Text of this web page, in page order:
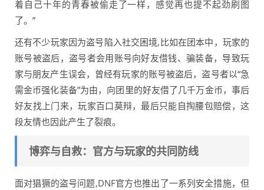
着自己十年的青春被偷走了一样，感觉再也提不起劲刷图
了。”
还有不少玩家因为盗号陷入社交困境,比如在团本中，玩家的
账号被盗后，盗号者会用账号向好友借钱、骗装备，导致玩
家与朋友产生误会，曾经有玩家的账号被盗后，盗号者以“急
需金币强化装备”为由，向团里的好友借了几千万金币，事后
好友找上门来，玩家百口莫辩，最后只能自掏腰包赔偿，这
段友情也因此产生了裂痕。
博弈与自救：官方与玩家的共同防线
面对猖獗的盗号问题,DNF官方也推出了一系列安全措施，但